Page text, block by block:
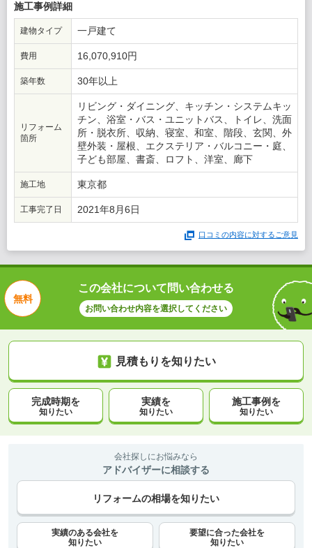
説明いただきました。
施工事例詳細
建物タイプ 一戸建て
費用 16,070,910円
築年数 30年以上
リフォーム
箇所
リビング・ダイニング、キッチン・システムキッ
チン、浴室・バス・ユニットバス、トイレ、洗面
所・脱衣所、収納、寝室、和室、階段、玄関、外
壁外装・屋根、エクステリア・バルコニー・庭、
子ども部屋、書斎、ロフト、洋室、廊下
施工地 東京都
工事完了日 2021年8月6日
口コミの内容に対するご意見
無料
この会社について問い合わせる
お問い合わせ内容を選択してください
見積もりを知りたい
完成時期を
知りたい
実績を
知りたい
施工事例を
知りたい
会社探しにお悩みなら
アドバイザーに相談する
リフォームの相場を知りたい
実績のある会社を
知りたい
要望に合った会社を
知りたい